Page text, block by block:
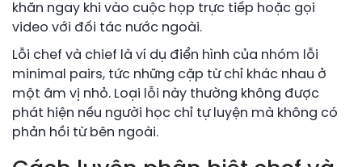
khăn ngay khi vào cuộc họp trực tiếp hoặc gọi
video với đối tác nước ngoài.
Lỗi chef và chief là ví dụ điển hình của nhóm lỗi
minimal pairs, tức những cặp từ chỉ khác nhau ở
một âm vị nhỏ. Loại lỗi này thường không được
phát hiện nếu người học chỉ tự luyện mà không có
phản hồi từ bên ngoài.